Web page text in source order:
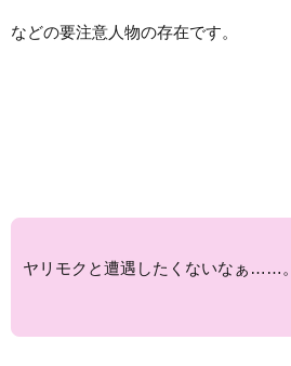
などの要注意人物の存在です。
ヤリモクと遭遇したくないなぁ……。